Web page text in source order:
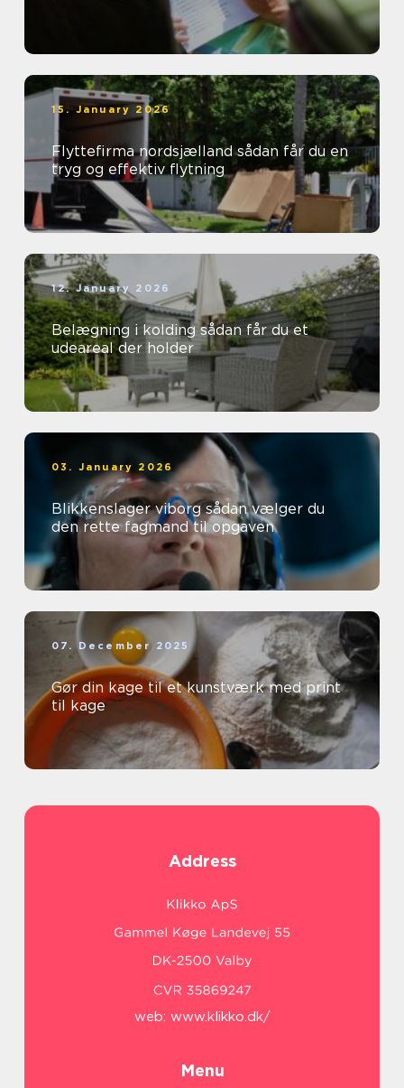
15. January 2026
Flyttefirma nordsjælland sådan får du en
tryg og effektiv flytning
12. January 2026
Belægning i kolding sådan får du et
udeareal der holder
03. January 2026
Blikkenslager viborg sådan vælger du
den rette fagmand til opgaven
07. December 2025
Gør din kage til et kunstværk med print
til kage
Address
web: www.klikko.dk/
Menu